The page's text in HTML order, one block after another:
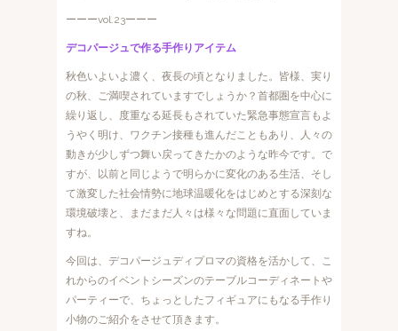
ーーーvol.23ーーー
デコパージュで作る手作りアイテム
秋色いよいよ濃く、夜長の頃となりました。皆様、実り
の秋、ご満喫されていますでしょうか？首都圏を中心に
繰り返し、度重なる延長もされていた緊急事態宣言もよ
うやく明け、ワクチン接種も進んだこともあり、人々の
動きが少しずつ舞い戻ってきたかのような昨今です。で
すが、以前と同じようで明らかに変化のある生活、そし
て激変した社会情勢に地球温暖化をはじめとする深刻な
環境破壊と、まだまだ人々は様々な問題に直面していま
すね。
今回は、デコパージュディプロマの資格を活かして、こ
れからのイベントシーズンのテーブルコーディネートや
パーティーで、ちょっとしたフィギュアにもなる手作り
小物のご紹介をさせて頂きます。